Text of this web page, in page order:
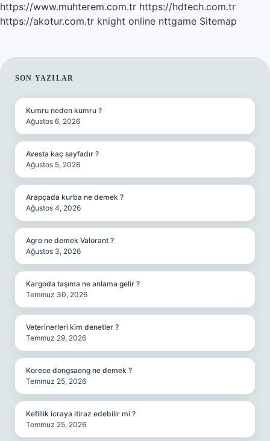
https://www.muhterem.com.tr https://hdtech.com.tr
https://akotur.com.tr knight online nttgame Sitemap
SIDEBAR
SON YAZILAR
Kumru neden kumru ?
Ağustos 6, 2026
Avesta kaç sayfadır ?
Ağustos 5, 2026
Arapçada kurba ne demek ?
Ağustos 4, 2026
Agro ne demek Valorant ?
Ağustos 3, 2026
Kargoda taşıma ne anlama gelir ?
Temmuz 30, 2026
Veterinerleri kim denetler ?
Temmuz 29, 2026
Korece dongsaeng ne demek ?
Temmuz 25, 2026
Kefillik icraya itiraz edebilir mi ?
Temmuz 25, 2026